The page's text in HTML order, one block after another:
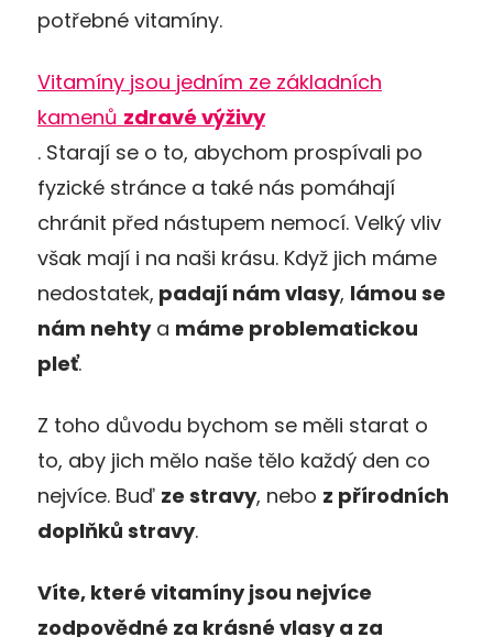
potřebné vitamíny.
Vitamíny jsou jedním ze základních
kamenů zdravé výživy
. Starají se o to, abychom prospívali po
fyzické stránce a také nás pomáhají
chránit před nástupem nemocí. Velký vliv
však mají i na naši krásu. Když jich máme
nedostatek, padají nám vlasy, lámou se
nám nehtya máme problematickou
pleť.
Z toho důvodu bychom se měli starat o
to, aby jich mělo naše tělo každý den co
nejvíce. Buď ze stravy, nebo z přírodních
doplňků stravy.
Víte, které vitamíny jsou nejvíce
zodpovědné za krásné vlasy a za